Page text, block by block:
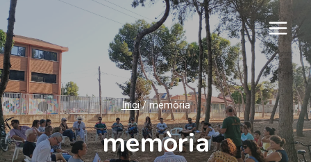
Vés
al
contingut
Inici / memòria
memòria